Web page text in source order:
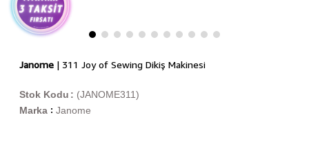
Janome| 311 Joy of Sewing Dikiş Makinesi
(JANOME311)
Stok Kodu
Marka : Janome